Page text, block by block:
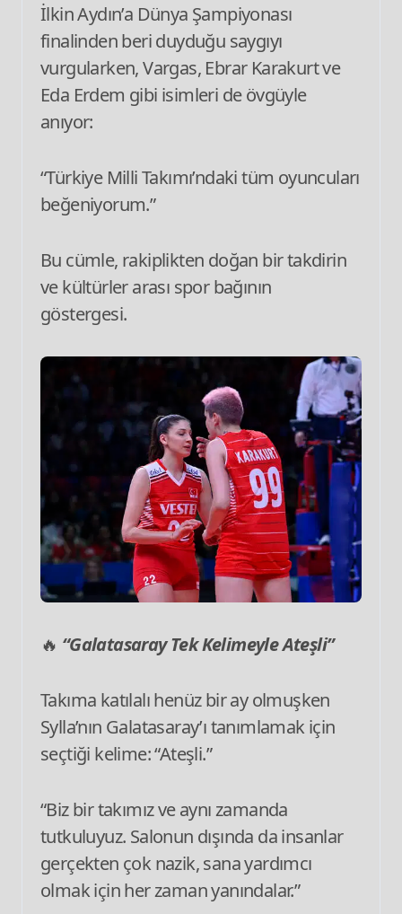
İlkin Aydın’a Dünya Şampiyonası
finalinden beri duyduğu saygıyı
vurgularken, Vargas, Ebrar Karakurt ve
Eda Erdem gibi isimleri de övgüyle
anıyor:
“Türkiye Milli Takımı’ndaki tüm oyuncuları
beğeniyorum.”
Bu cümle, rakiplikten doğan bir takdirin
ve kültürler arası spor bağının
göstergesi.
🔥 “Galatasaray Tek Kelimeyle Ateşli”
Takıma katılalı henüz bir ay olmuşken
Sylla’nın Galatasaray’ı tanımlamak için
seçtiği kelime: “Ateşli.”
“Biz bir takımız ve aynı zamanda
tutkuluyuz. Salonun dışında da insanlar
gerçekten çok nazik, sana yardımcı
olmak için her zaman yanındalar.”